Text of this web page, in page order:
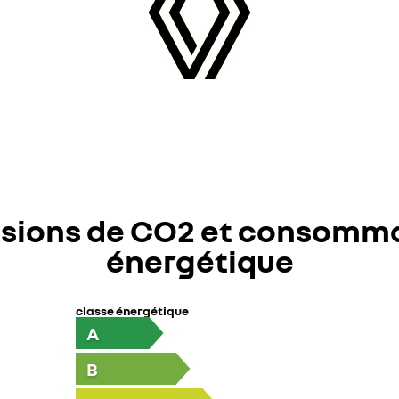
de CO2 et
énergétique
classe énergétique
A
B